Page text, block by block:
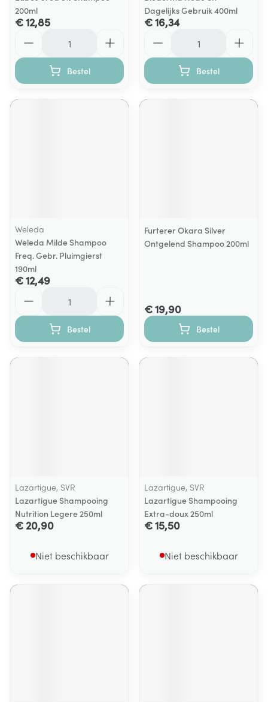
200ml
€ 12,85
Bestel
Dagelijks Gebruik 400ml
€ 16,34
Bestel
Weleda
Weleda Milde Shampoo
Freq. Gebr. Pluimgierst
190ml
€ 12,49
Bestel
Furterer Okara Silver
Ontgelend Shampoo 200ml
€ 19,90
Bestel
Lazartigue, SVR
Lazartigue Shampooing
Nutrition Legere 250ml
€ 20,90
Niet beschikbaar
Lazartigue, SVR
Lazartigue Shampooing
Extra-doux 250ml
€ 15,50
Niet beschikbaar